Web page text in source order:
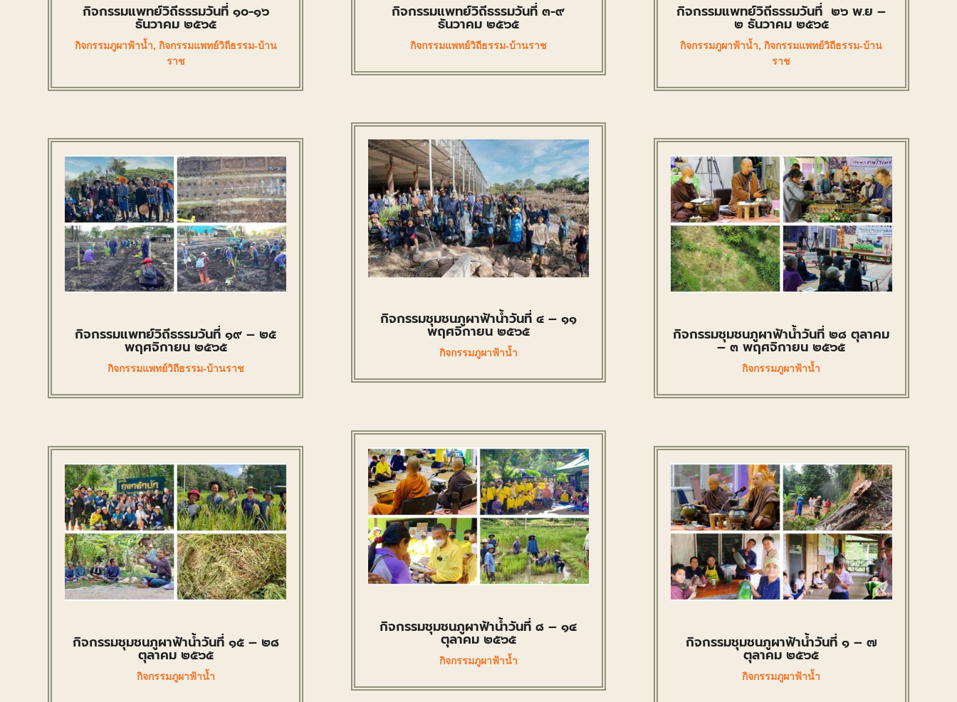
กิจกรรมแพทย์วิถีธรรมวันที่ ๑๐-๑๖
ธันวาคม ๒๕๖๕
กิจกรรมภูผาฟ้าน้ำ, กิจกรรมแพทย์วิถีธรรม-บ้าน
ราช
กิจกรรมแพทย์วิถีธรรมวันที่ ๑๙ – ๒๕
พฤศจิกายน ๒๕๖๕
กิจกรรมแพทย์วิถีธรรม-บ้านราช
กิจกรรมชุมชนภูผาฟ้าน้ำวันที่ ๑๕ – ๒๘
ตุลาคม ๒๕๖๕
กิจกรรมภูผาฟ้าน้ำ
กิจกรรมแพทย์วิถีธรรมวันที่ ๓-๙
ธันวาคม ๒๕๖๕
กิจกรรมแพทย์วิถีธรรม-บ้านราช
กิจกรรมชุมชนภูผาฟ้าน้ำวันที่ ๔ – ๑๑
พฤศจิกายน ๒๕๖๕
กิจกรรมภูผาฟ้าน้ำ
กิจกรรมชุมชนภูผาฟ้าน้ำวันที่ ๘ – ๑๔
ตุลาคม ๒๕๖๕
กิจกรรมภูผาฟ้าน้ำ
กิจกรรมแพทย์วิถีธรรมวันที่ ๒๖ พ.ย –
๒ ธันวาคม ๒๕๖๕
กิจกรรมภูผาฟ้าน้ำ,กิจกรรมแพทย์วิถีธรรม-บ้าน
ราช
กิจกรรมชุมชนภูผาฟ้าน้ำวันที่ ๒๘ ตุลาคม
– ๓ พฤศจิกายน ๒๕๖๕
กิจกรรมภูผาฟ้าน้ำ
กิจกรรมชุมชนภูผาฟ้าน้ำวันที่ ๑ – ๗
ตุลาคม ๒๕๖๕
กิจกรรมภูผาฟ้าน้ำ